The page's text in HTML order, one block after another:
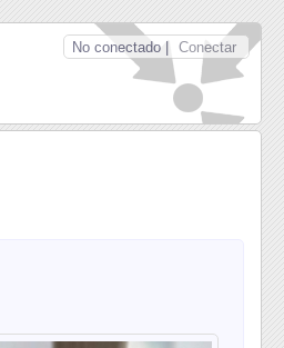
No conectado | Conectar